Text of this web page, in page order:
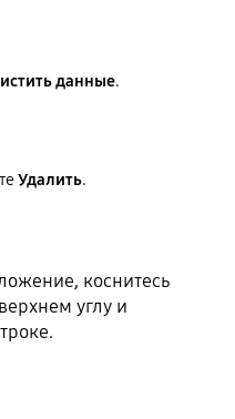
данные.
Удалить.
коснитесь
углу и